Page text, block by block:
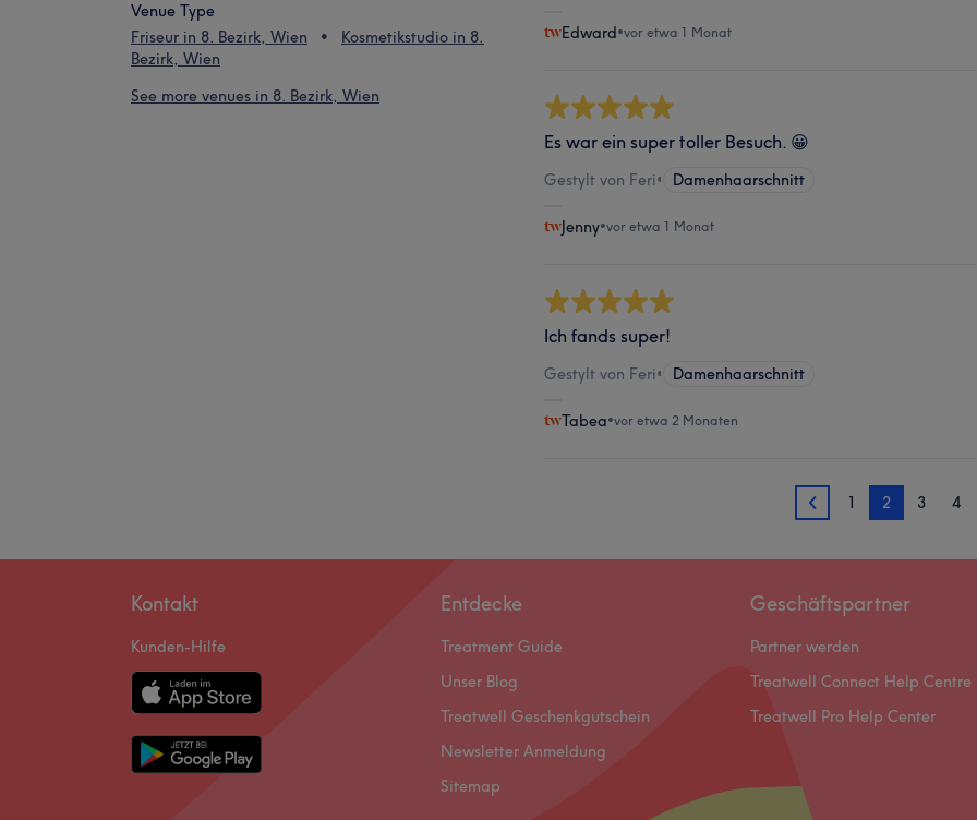
Venue Type
Friseur in 8. Bezirk, Wien
Kosmetikstudio in 8.
Bezirk, Wien
See more venues in 8. Bezirk, Wien
Edward•vor etwa 1 Monat
Es war ein super toller Besuch. 😀
Gestylt von Feri• Damenhaarschnitt
Jenny•vor etwa 1 Monat
Ich fands super!
Gestylt von Feri• Damenhaarschnitt
Tabea•vor etwa 2 Monaten
1 1 2 3 4
Kontakt
Kunden-Hilfe
Entdecke
Treatment Guide
Unser Blog
Treatwell Geschenkgutschein
Newsletter Anmeldung
Sitemap
Geschäftspartner
Partner werden
Treatwell Connect Help Centre
Treatwell Pro Help Center